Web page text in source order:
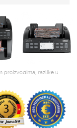
proizvodima, razlike u